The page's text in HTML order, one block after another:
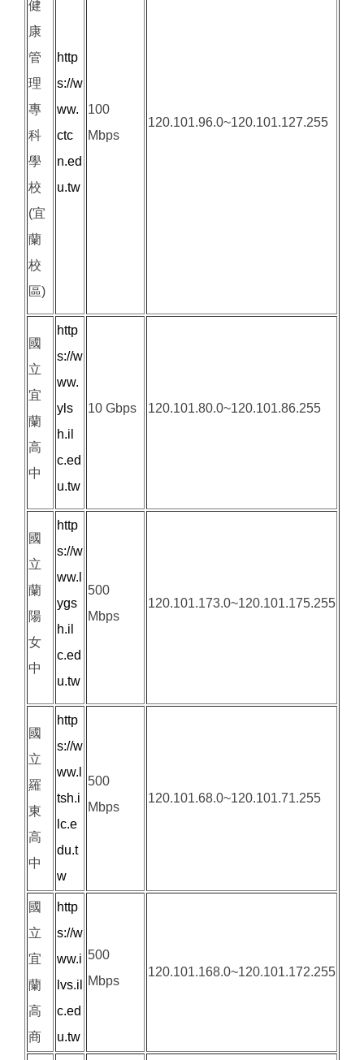
健
康
管
理
專
科
學
校
(宜
蘭
校
區)
http
s://w
ww.
ctc
n.ed
u.tw
100
Mbps
120.101.96.0~120.101.127.255
國
立
宜
蘭
高
中
http
s://w
ww.
yls
h.il
c.ed
u.tw
10 Gbps 120.101.80.0~120.101.86.255
國
立
蘭
陽
女
中
http
s://w
ww.l
ygs
h.il
c.ed
u.tw
500
Mbps
120.101.173.0~120.101.175.255
國
立
羅
東
高
中
http
s://w
ww.l
tsh.i
lc.e
du.t
w
500
Mbps
120.101.68.0~120.101.71.255
國
立
宜
蘭
高
商
http
s://w
ww.i
lvs.il
c.ed
u.tw
500
Mbps
120.101.168.0~120.101.172.255